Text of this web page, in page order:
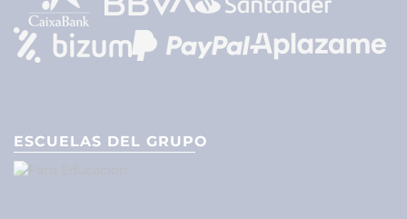
ESCUELAS DEL GRUPO